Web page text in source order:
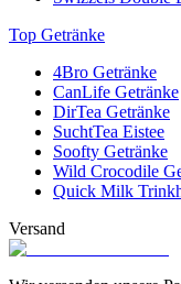
Top Getränke
4Bro Getränke
CanLife Getränke
DirTea Getränke
SuchtTea Eistee
Soofty Getränke
Wild Crocodile
Quick Milk
Versand